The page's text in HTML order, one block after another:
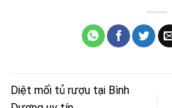
Diệt mối tủ rượu tại Bình